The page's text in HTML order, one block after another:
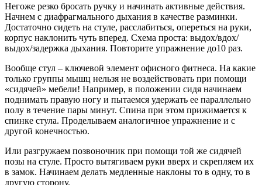
Негоже резко бросать ручку и начинать активные действия.
Начнем с диафрагмального дыхания в качестве разминки.
Достаточно сидеть на стуле, расслабиться, опереться на руки,
корпус наклонить чуть вперед. Схема проста: выдох/вдох/
выдох/задержка дыхания. Повторите упражнение до10 раз.
Вообще стул – ключевой элемент офисного фитнеса. На какие
только группы мышц нельзя не воздействовать при помощи
«сидячей» мебели! Например, в положении сидя начинаем
поднимать правую ногу и пытаемся удержать ее параллельно
полу в течение пары минут. Спина при этом прижимается к
спинке стула. Проделываем аналогичное упражнение и с
другой конечностью.
Или разгружаем позвоночник при помощи той же сидячей
позы на стуле. Просто вытягиваем руки вверх и скрепляем их
в замок. Начинаем делать медленные наклоны то в одну, то в
другую сторону.